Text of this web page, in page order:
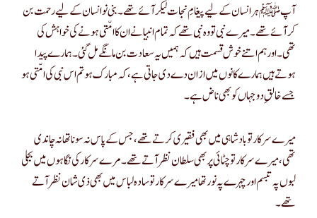
آپﷺ ہر انسان کے لیے پیغامِ نجات لیکر آئے تھے۔ بنی نو انسان کے لیے رحمت بن
کر آئے تھے۔ میرے نبی تو وہ نبی تھے کہ تمام انبیا نے ان کا امّتی ہونے کی خواہش کی
تھی۔ اور ہم اتنے خوش قسمت ہیں کہ ہمیں یہ سعادت بن مانگے مل گئی ۔ ہمارے پیدا
ہوتے ہیں ہمارے کانوں میں ازان دے دی جاتی ہے ، کہ مبارک ہو تم اس نبی کی امّتی ہو
جسے خالقِ دو جہاں کو بھی ناض ہے۔
میرے سرکا ر تو بادشاہی میں بھی فقیری کرتے تھے ، جس کے پاس نہ سونا تھا نہ چاندی
تھی ، میرے سرکار تو چٹائی پر بھی سلطان نظر آتے تھے۔ مرے سرکار کی نگاہوں میں بجلی
لبوں پہ تبسم اور چہرے پہ نور تھا میرے سرکار تو سادہ لباس میں بھی ذی شان نظر آتے
تھے۔